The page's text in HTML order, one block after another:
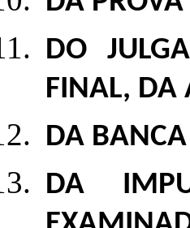
DO
FINAL, DA
DA
DA